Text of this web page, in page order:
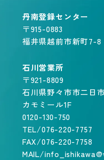
丹南登録センター
〒915-0883
福井県越前市新町7-8
石川営業所
〒921-8809
石川県野々市市二日
カモミール1F
0120-130-750
TEL/076-220-7757
FAX/076-220-7758
MAIL/